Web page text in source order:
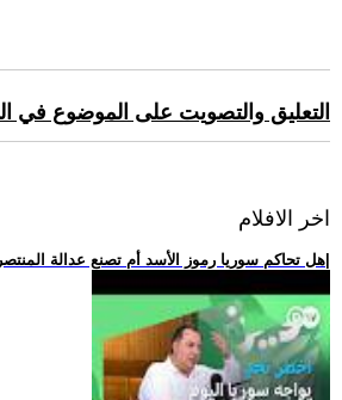
التعليق والتصويت على الموضوع في
اخر الافلام